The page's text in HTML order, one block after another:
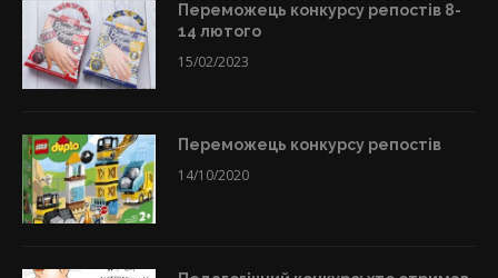
Переможець конкурсу репостів 8-
14 лютого
15/02/2023
Переможець конкурсу репостів
14/10/2020